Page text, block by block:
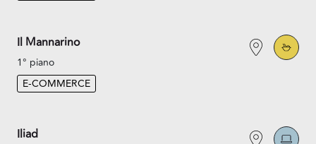
Il Mannarino
1° piano
E-COMMERCE
Iliad